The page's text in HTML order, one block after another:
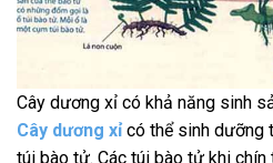
Cây dương xỉ có khả năng sinh
Cây dương xỉ có thể sinh dưỡng
túi bào tử. Các túi bào tử khi